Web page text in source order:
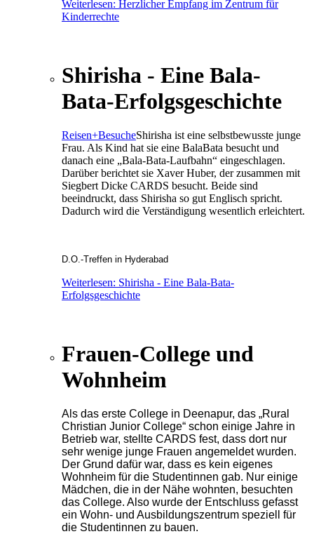
Weiterlesen: Herzlicher Empfang im Zentrum für
Kinderrechte
Shirisha - Eine Bala-
Bata-Erfolgsgeschichte
Reisen+BesucheShirisha ist eine selbstbewusste junge
Frau. Als Kind hat sie eine BalaBata besucht und
danach eine „Bala-Bata-Laufbahn“ eingeschlagen.
Darüber berichtet sie Xaver Huber, der zusammen mit
Siegbert Dicke CARDS besucht. Beide sind
beeindruckt, dass Shirisha so gut Englisch spricht.
Dadurch wird die Verständigung wesentlich erleichtert.
D.O.-Treffen in Hyderabad
Weiterlesen: Shirisha - Eine Bala-Bata-
Erfolgsgeschichte
Frauen-College und
Wohnheim
Als das erste College in Deenapur, das „Rural
Christian Junior College“ schon einige Jahre in
Betrieb war, stellte CARDS fest, dass dort nur
sehr wenige junge Frauen angemeldet wurden.
Der Grund dafür war, dass es kein eigenes
Wohnheim für die Studentinnen gab. Nur einige
Mädchen, die in der Nähe wohnten, besuchten
das College. Also wurde der Entschluss gefasst
ein Wohn- und Ausbildungszentrum speziell für
die Studentinnen zu bauen.